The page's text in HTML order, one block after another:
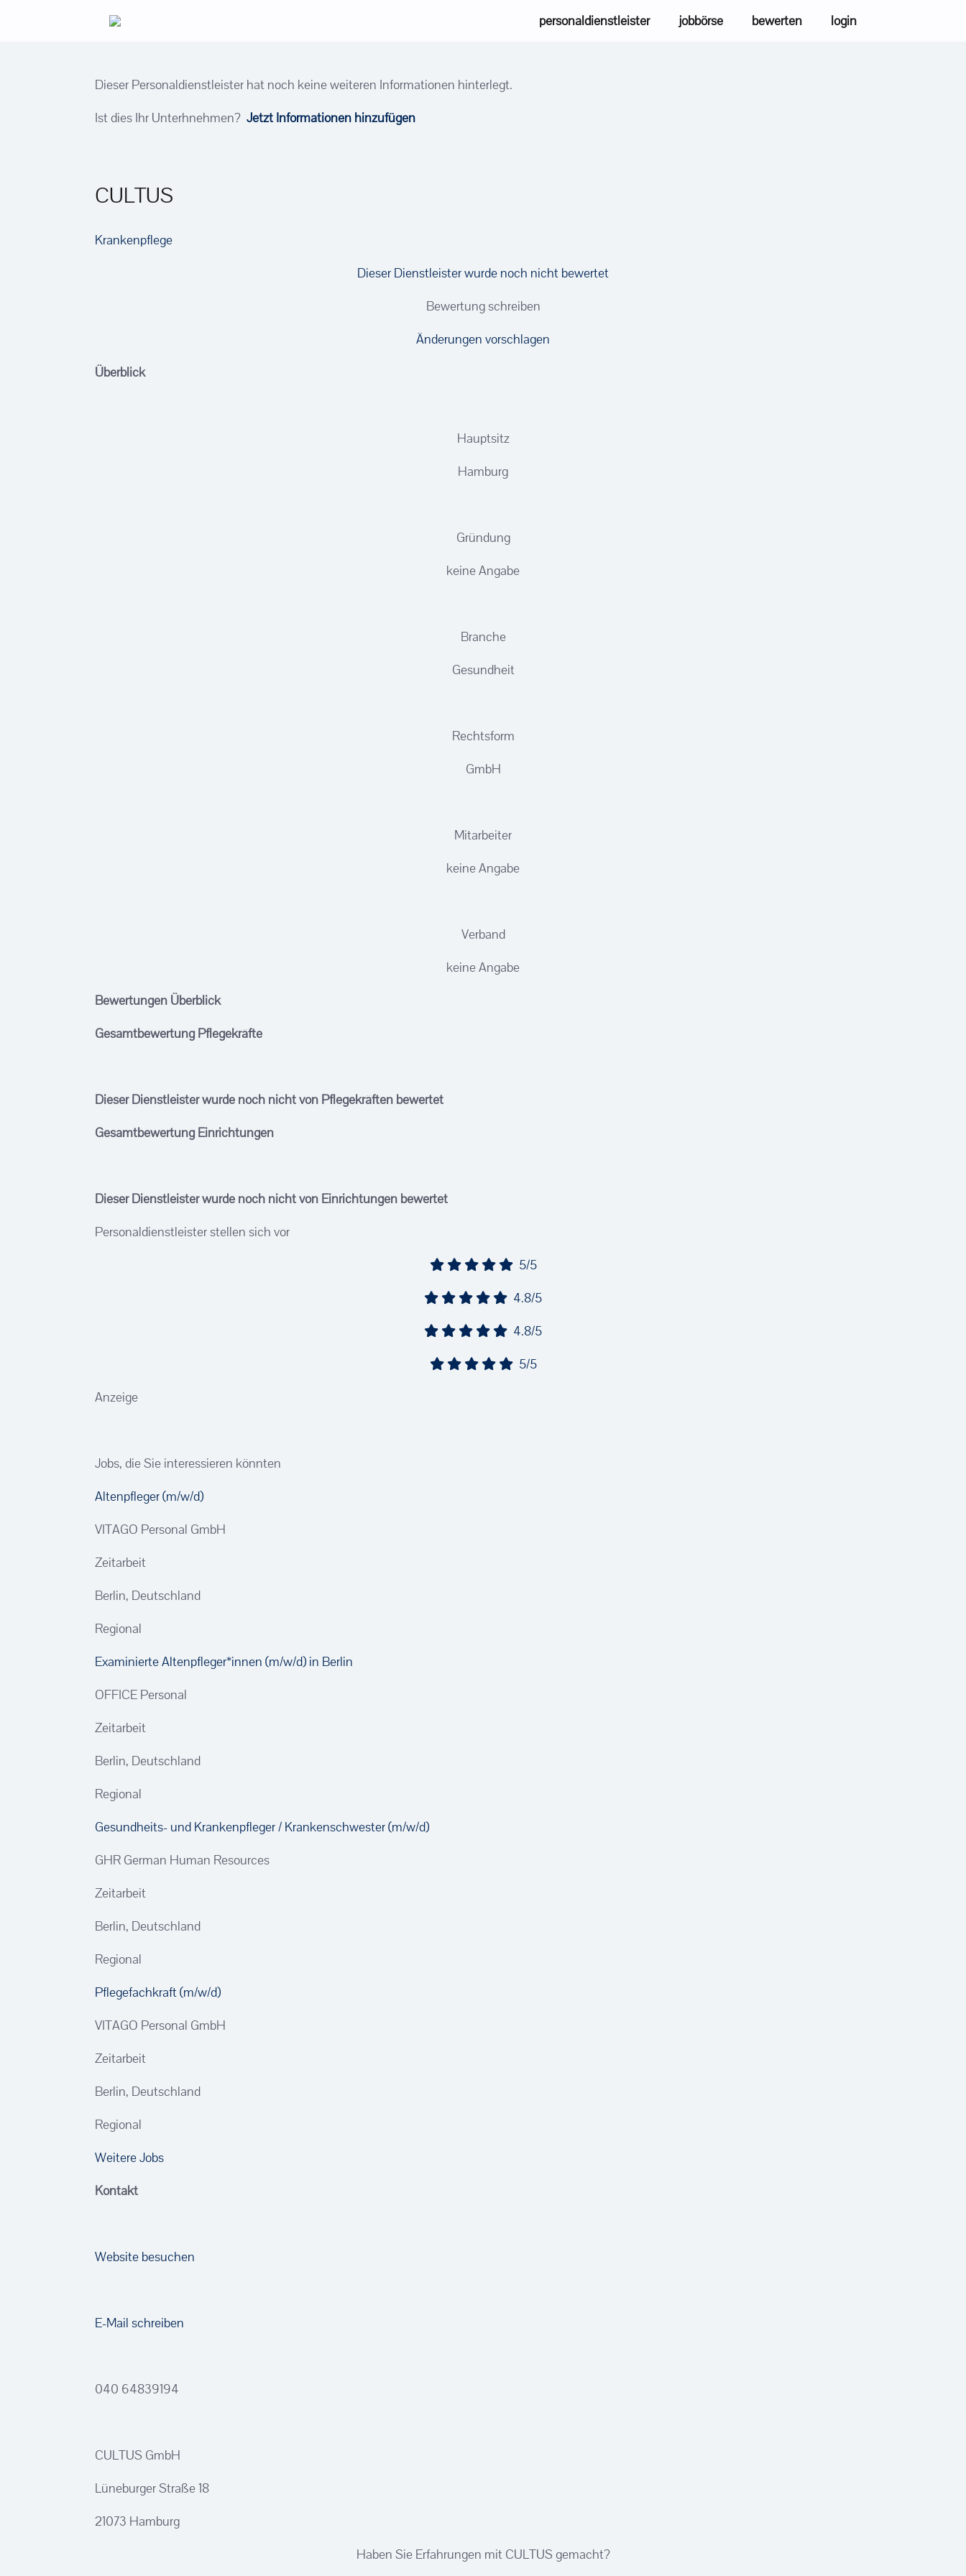
personaldienstleister jobbörse bewerten login
Dieser Personaldienstleister hat noch keine weiteren Informationen hinterlegt.
Ist dies Ihr Unterhnehmen? Jetzt Informationen hinzufügen
CULTUS
Krankenpflege
Dieser Dienstleister wurde noch nicht bewertet
Bewertung schreiben
Änderungen vorschlagen
Überblick
Hauptsitz
Hamburg
Gründung
keine Angabe
Branche
Gesundheit
Rechtsform
GmbH
Mitarbeiter
keine Angabe
Verband
keine Angabe
Bewertungen Überblick
Gesamtbewertung Pflegekräfte
Dieser Dienstleister wurde noch nicht von Pflegekräften bewertet
Gesamtbewertung Einrichtungen
Dieser Dienstleister wurde noch nicht von Einrichtungen bewertet
Personaldienstleister stellen sich vor
5/5
4.8/5
4.8/5
5/5
Anzeige
Jobs, die Sie interessieren könnten
Altenpfleger (m/w/d)
VITAGO Personal GmbH
Zeitarbeit
Berlin, Deutschland
Regional
Examinierte Altenpfleger*innen (m/w/d) in Berlin
OFFICE Personal
Zeitarbeit
Berlin, Deutschland
Regional
Gesundheits- und Kranken­pfleger / Kranken­schwester (m/w/d)
GHR German Human Resources
Zeitarbeit
Berlin, Deutschland
Regional
Pflegefachkraft (m/w/d)
VITAGO Personal GmbH
Zeitarbeit
Berlin, Deutschland
Regional
Weitere Jobs
Kontakt
Website besuchen
E-Mail schreiben
040 64839194
CULTUS GmbH
Lüneburger Straße 18
21073 Hamburg
Haben Sie Erfahrungen mit CULTUS gemacht?